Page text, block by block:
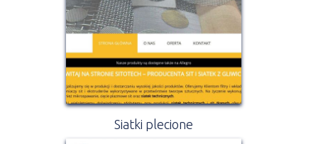
Siatki plecione